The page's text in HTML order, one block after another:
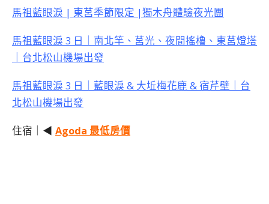
馬祖藍眼淚 | 東莒季節限定 |獨木舟體驗夜光團
馬祖藍眼淚 3 日｜南北竿、莒光、夜間搖櫓、東莒燈塔
｜台北松山機場出發
馬祖藍眼淚 3 日｜藍眼淚 & 大坵梅花鹿 & 宿芹壁｜台
北松山機場出發
住宿｜◀ Agoda 最低房價